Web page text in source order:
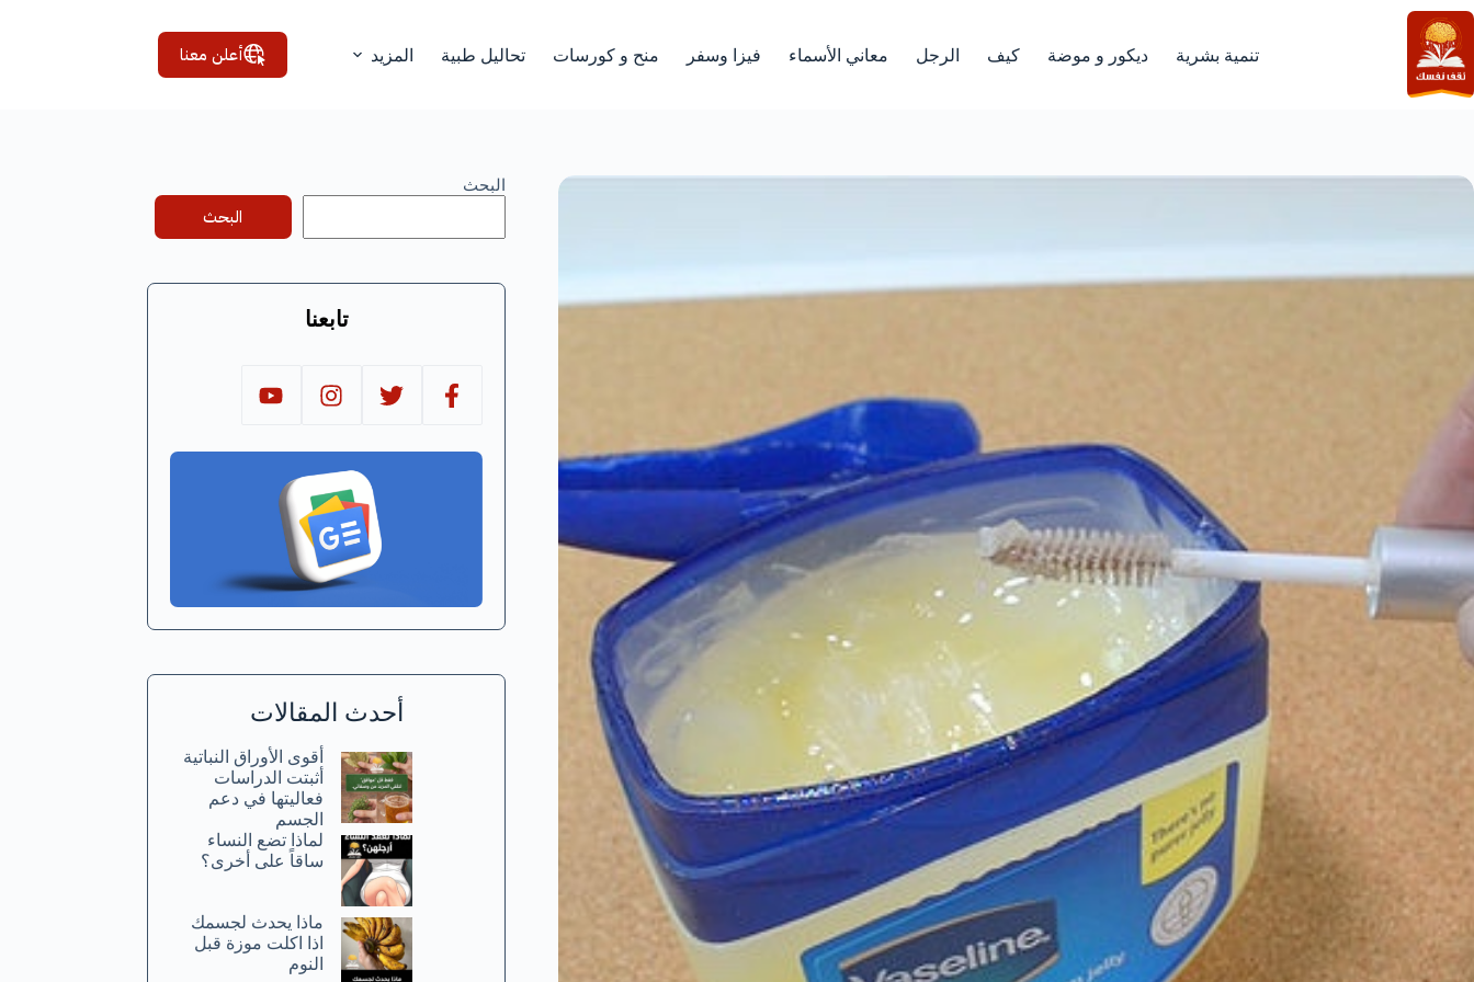
التجاوز
إلى
المحتوى
تنمية بشرية ديكور و موضة كيف الرجل معاني الأسماء فيزا وسفر منح و كورسات تحاليل طبية المزيد أعلن معنا
البحث
البحث
تابعنا
أحدث المقالات
أقوى الأوراق النباتية
أثبتت الدراسات
فعاليتها في دعم
الجسم
لماذا تضع النساء
ساقاً على أخرى؟
ماذا يحدث لجسمك
اذا اكلت موزة قبل
النوم